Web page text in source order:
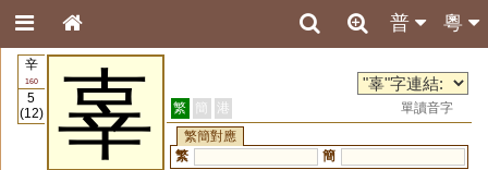
粵
普
辛
160
5
(12)
辜 繁 簡 港
單讀音字
繁簡對應
繁
簡